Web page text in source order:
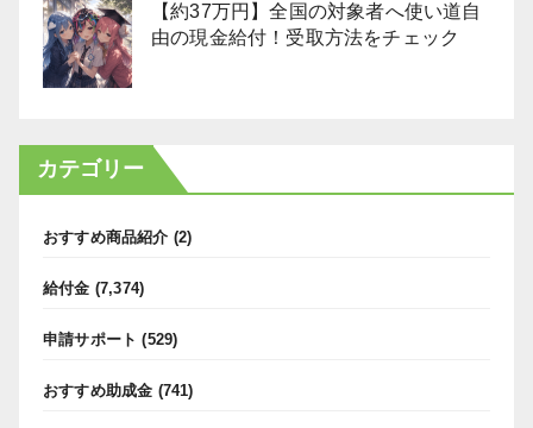
【約37万円】全国の対象者へ使い道自
由の現金給付！受取方法をチェック
カテゴリー
おすすめ商品紹介 (2)
給付金 (7,374)
申請サポート (529)
おすすめ助成金 (741)